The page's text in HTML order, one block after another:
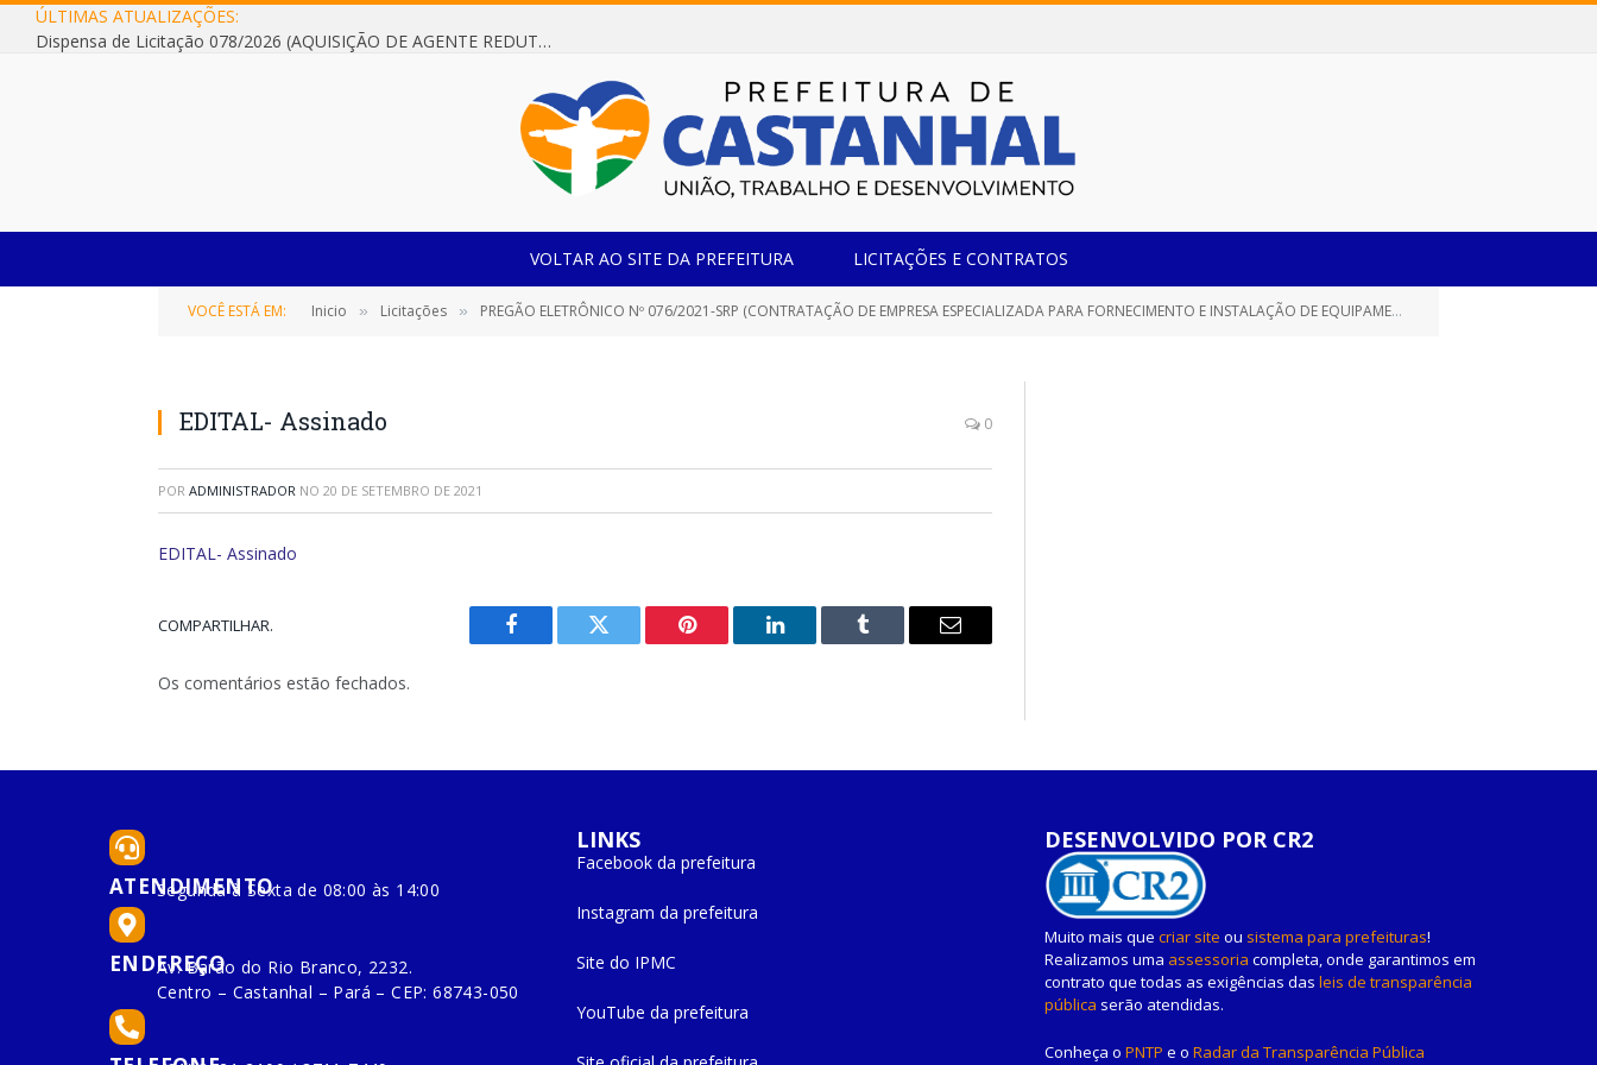
ÚLTIMAS ATUALIZAÇÕES:
Dispensa de Licitação 078/2026 (AQUISIÇÃO DE AGENTE REDUTOR LÍQUIDO AUTOMOTIVO – ARLA 32, PARA ATENDER A FROTA OFICIAL DE VEÍCULOS DA SECRETARIA MUNICIPAL DE EDUCAÇÃO DO MUNICÍPIO DE CASTANHAL/PA)
VOLTAR AO SITE DA PREFEITURA LICITAÇÕES E CONTRATOS
VOCÊ ESTÁ EM: Inicio » Licitações » PREGÃO ELETRÔNICO Nº 076/2021-SRP (CONTRATAÇÃO DE EMPRESA ESPECIALIZADA PARA FORNECIMENTO E INSTALAÇÃO DE EQUIPAMENTOS DE ACADEMIA DE ESPORTE)
EDITAL- Assinado 0
POR ADMINISTRADOR NO 20 DE SETEMBRO DE 2021
EDITAL- Assinado
COMPARTILHAR.
Facebook Twitter Pinterest
O
Tumblr
E-
Os comentários estão fechados.
ATENDIMENTO
Segunda à Sexta de 08:00 às 14:00
ENDEREÇO
Av. Barão do Rio Branco, 2232.
Centro – Castanhal – Pará – CEP: 68743-050
LINKS
Facebook da prefeitura
Instagram da prefeitura
Site do IPMC
YouTube da prefeitura
DESENVOLVIDO POR CR2
Muito mais que criar site ou sistema para prefeituras!
Realizamos uma assessoria completa, onde garantimos em
contrato que todas as exigências das leis de transparência
pública serão atendidas.
Conheça o PNTP e o Radar da Transparência Pública